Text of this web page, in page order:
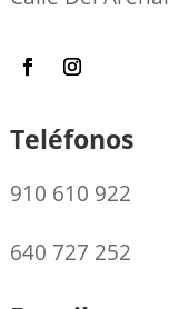
Teléfonos
910 610 922
640 727 252